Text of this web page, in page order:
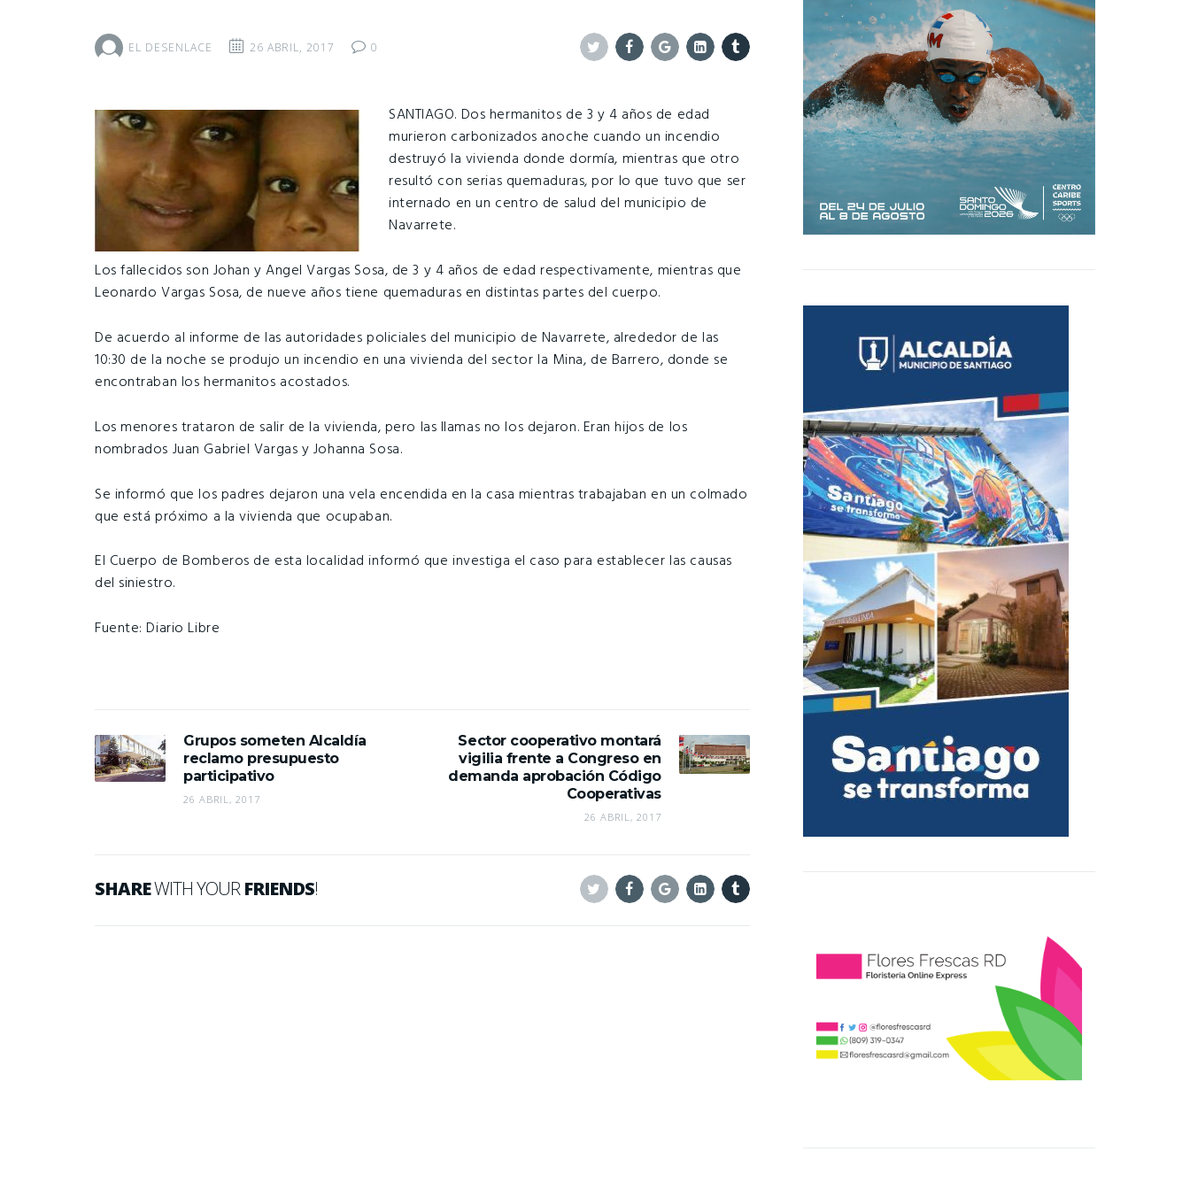
EL DESENLACE 26 ABRIL, 2017
0
SANTIAGO. Dos hermanitos de 3 y 4 años de edad
murieron carbonizados anoche cuando un incendio
destruyó la vivienda donde dormía, mientras que otro
resultó con serias quemaduras, por lo que tuvo que ser
internado en un centro de salud del municipio de
Navarrete.
Los fallecidos son Johan y Angel Vargas Sosa, de 3 y 4 años de edad respectivamente, mientras que
Leonardo Vargas Sosa, de nueve años tiene quemaduras en distintas partes del cuerpo.
De acuerdo al informe de las autoridades policiales del municipio de Navarrete, alrededor de las
10:30 de la noche se produjo un incendio en una vivienda del sector la Mina, de Barrero, donde se
encontraban los hermanitos acostados.
Los menores trataron de salir de la vivienda, pero las llamas no los dejaron. Eran hijos de los
nombrados Juan Gabriel Vargas y Johanna Sosa.
Se informó que los padres dejaron una vela encendida en la casa mientras trabajaban en un colmado
que está próximo a la vivienda que ocupaban.
El Cuerpo de Bomberos de esta localidad informó que investiga el caso para establecer las causas
del siniestro.
Fuente: Diario Libre
Grupos someten Alcaldía
reclamo presupuesto
participativo
26 ABRIL, 2017
Sector cooperativo montará
vigilia frente a Congreso en
demanda aprobación Código
Cooperativas
26 ABRIL, 2017
SHAREWITH YOURFRIENDS!